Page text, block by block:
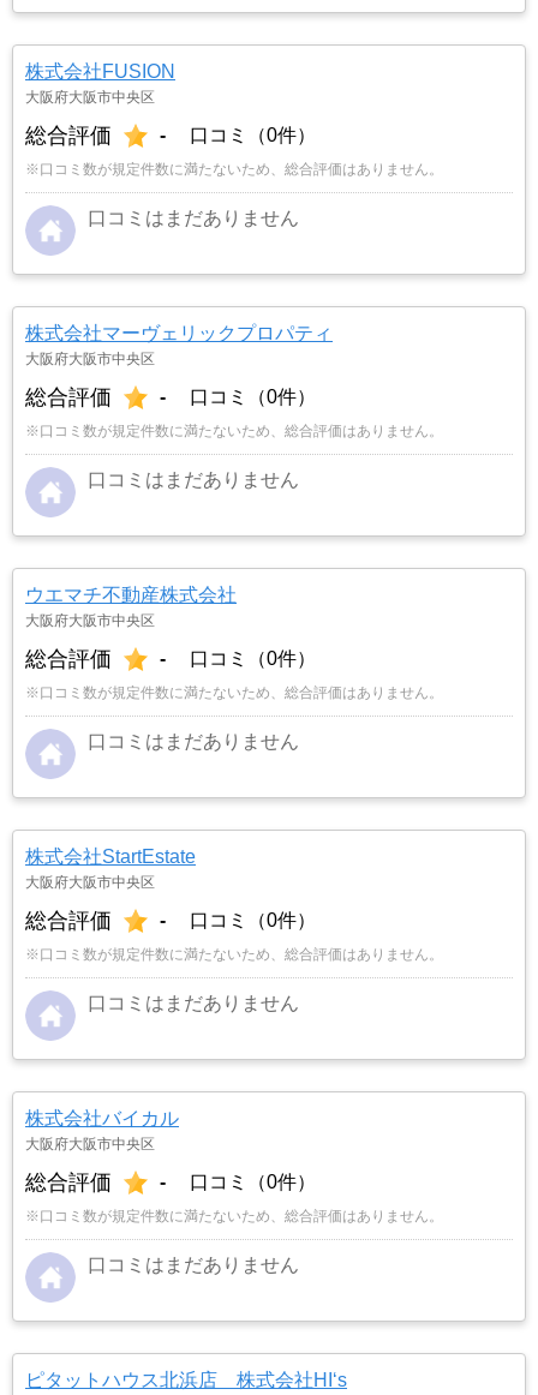
株式会社FUSION
大阪府大阪市中央区
総合評価 - 口コミ（0件）
※口コミ数が規定件数に満たないため、総合評価はありません。
口コミはまだありません
株式会社マーヴェリックプロパティ
大阪府大阪市中央区
総合評価 - 口コミ（0件）
※口コミ数が規定件数に満たないため、総合評価はありません。
口コミはまだありません
ウエマチ不動産株式会社
大阪府大阪市中央区
総合評価 - 口コミ（0件）
※口コミ数が規定件数に満たないため、総合評価はありません。
口コミはまだありません
株式会社StartEstate
大阪府大阪市中央区
総合評価 - 口コミ（0件）
※口コミ数が規定件数に満たないため、総合評価はありません。
口コミはまだありません
株式会社バイカル
大阪府大阪市中央区
総合評価 - 口コミ（0件）
※口コミ数が規定件数に満たないため、総合評価はありません。
口コミはまだありません
ピタットハウス北浜店 株式会社HI‘s